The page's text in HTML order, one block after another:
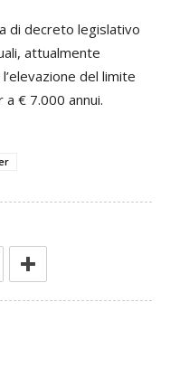
di decreto legislativo
attualmente
del limite
€ 7.000 annui.